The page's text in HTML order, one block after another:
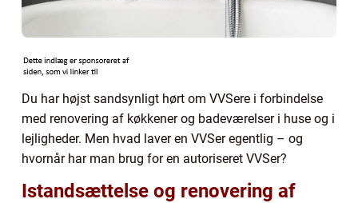
Du har højst sandsynligt hørt om VVSere i forbindelse
med renovering af køkkener og badeværelser i huse og i
lejligheder. Men hvad laver en VVSer egentlig – og
hvornår har man brug for en autoriseret VVSer?
Istandsættelse og renovering af